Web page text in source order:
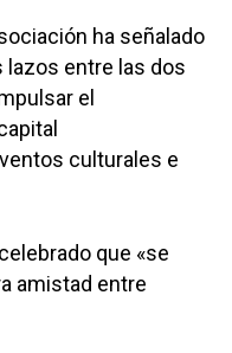
ha señalado
lazos entre las dos
el
culturales e
que «se
amistad entre